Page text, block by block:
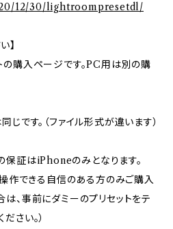
12/30/lightroompresetdl/
】
の購入ページです。PC用は別の購
じです。（ファイル形式が違います）
保証はiPhoneのみとなります。
できる自信のある方のみご購入
は、事前にダミーのプリセットをテ
さい。）